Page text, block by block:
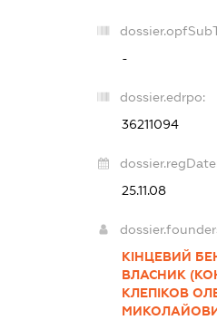
-
dossier.edrpo:
36211094
25.11.08
КІНЦЕВИЙ
ВЛАСНИК
КЛЕПІКОВ